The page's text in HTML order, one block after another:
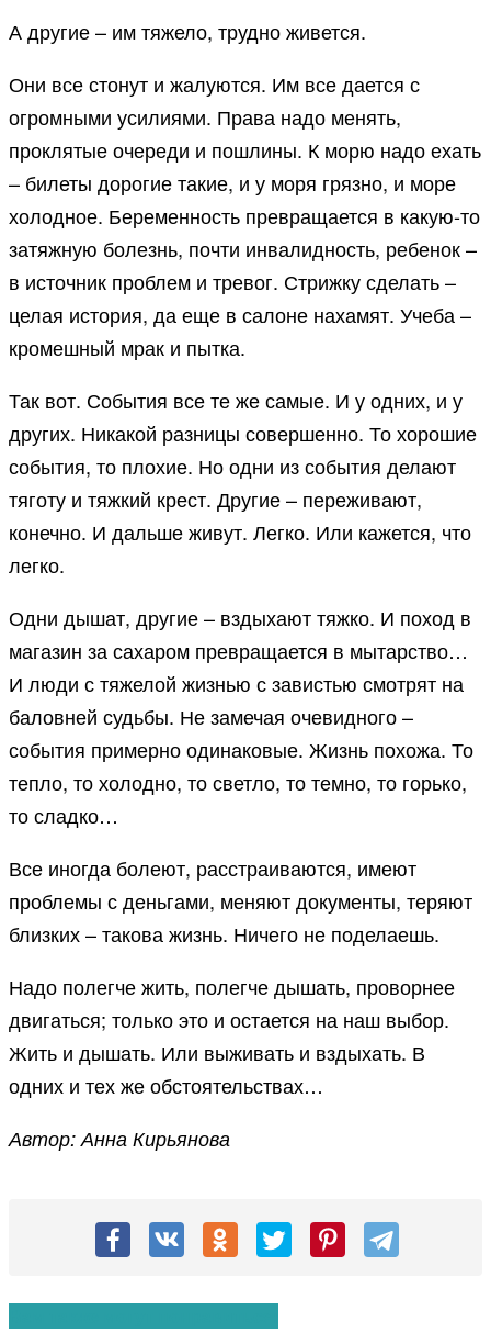
А другие – им тяжело, трудно живется.
Они все стонут и жалуются. Им все дается с
огромными усилиями. Права надо менять,
проклятые очереди и пошлины. К морю надо ехать
– билеты дорогие такие, и у моря грязно, и море
холодное. Беременность превращается в какую-то
затяжную болезнь, почти инвалидность, ребенок –
в источник проблем и тревог. Стрижку сделать –
целая история, да еще в салоне нахамят. Учеба –
кромешный мрак и пытка.
Так вот. События все те же самые. И у одних, и у
других. Никакой разницы совершенно. То хорошие
события, то плохие. Но одни из события делают
тяготу и тяжкий крест. Другие – переживают,
конечно. И дальше живут. Легко. Или кажется, что
легко.
Одни дышат, другие – вздыхают тяжко. И поход в
магазин за сахаром превращается в мытарство…
И люди с тяжелой жизнью с завистью смотрят на
баловней судьбы. Не замечая очевидного –
события примерно одинаковые. Жизнь похожа. То
тепло, то холодно, то светло, то темно, то горько,
то сладко…
Все иногда болеют, расстраиваются, имеют
проблемы с деньгами, меняют документы, теряют
близких – такова жизнь. Ничего не поделаешь.
Надо полегче жить, полегче дышать, проворнее
двигаться; только это и остается на наш выбор.
Жить и дышать. Или выживать и вздыхать. В
одних и тех же обстоятельствах…
Автор: Анна Кирьянова